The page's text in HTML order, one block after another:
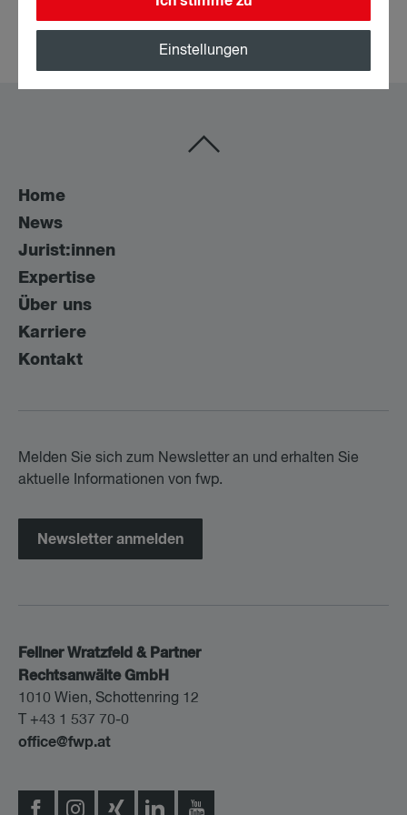
Share:
Home
News
Jurist:innen
Expertise
Über uns
Karriere
Kontakt
Melden Sie sich zum Newsletter an und erhalten Sie
aktuelle Informationen von fwp.
Newsletter anmelden
Fellner Wratzfeld & Partner
Rechtsanwälte GmbH
1010 Wien, Schottenring 12
T +43 1 537 70-0
office@fwp.at
Einstellungen